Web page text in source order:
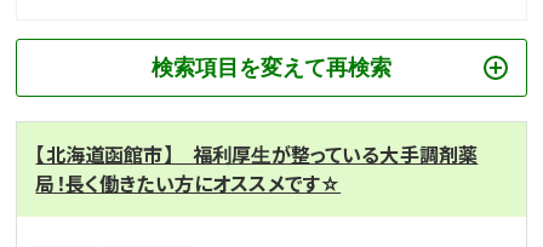
検索項目を変えて再検索
【北海道函館市】 福利厚生が整っている大手調剤薬
局！長く働きたい方にオススメです☆